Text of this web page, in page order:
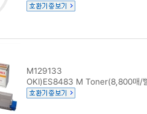
M129133
OKI)ES8483 M Toner(8,800매/